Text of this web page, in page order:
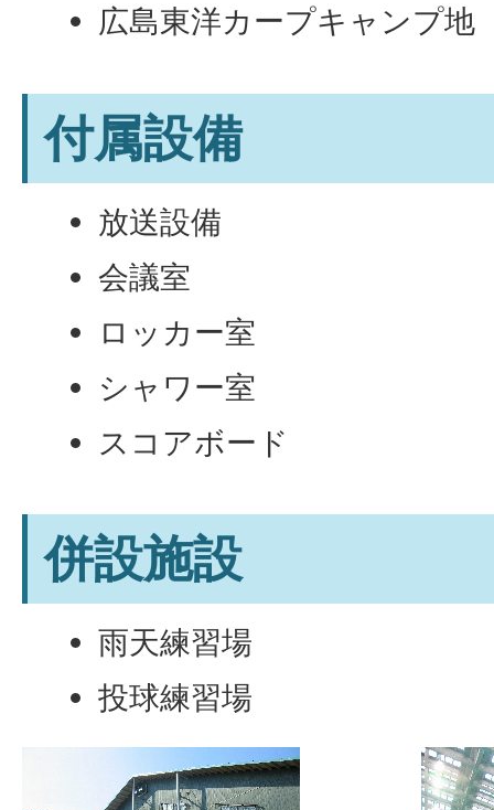
広島東洋カープキャンプ地
付属設備
放送設備
会議室
ロッカー室
シャワー室
スコアボード
併設施設
雨天練習場
投球練習場